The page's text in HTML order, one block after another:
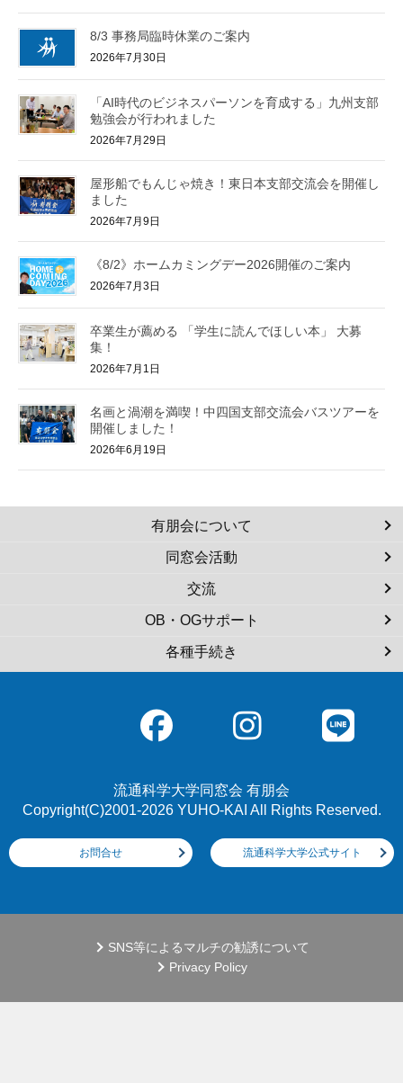
8/3 事務局臨時休業のご案内
2026年7月30日
「AI時代のビジネスパーソンを育成する」九州支部
勉強会が行われました
2026年7月29日
屋形船でもんじゃ焼き！東日本支部交流会を開催し
ました
2026年7月9日
《8/2》ホームカミングデー2026開催のご案内
2026年7月3日
卒業生が薦める 「学生に読んでほしい本」 大募
集！
2026年7月1日
名画と渦潮を満喫！中四国支部交流会バスツアーを
開催しました！
2026年6月19日
有朋会について
同窓会活動
交流
OB・OGサポート
各種手続き
流通科学大学同窓会 有朋会
Copyright(C)2001-2026 YUHO-KAI All Rights Reserved.
お問合せ 流通科学大学公式サイト
SNS等によるマルチの勧誘について
Privacy Policy